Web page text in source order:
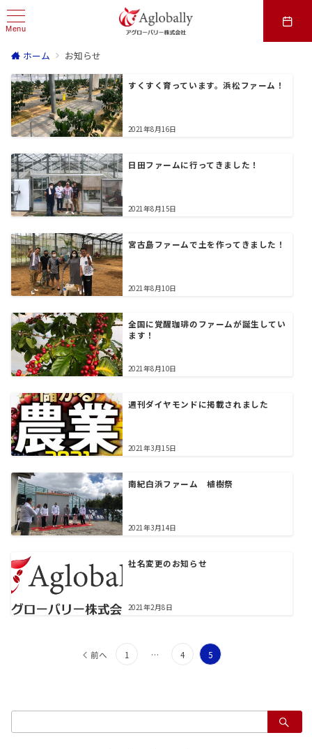
Menu
ホーム お知らせ
すくすく育っています。浜松ファーム！
2021年8月16日
日田ファームに行ってきました！
2021年8月15日
宮古島ファームで土を作ってきました！
2021年8月10日
全国に覚醒珈琲のファームが誕生してい
ます！
2021年8月10日
週刊ダイヤモンドに掲載されました
2021年3月15日
南紀白浜ファーム 植樹祭
2021年3月14日
社名変更のお知らせ
2021年2月8日
前へ 1 … 4 5
索：